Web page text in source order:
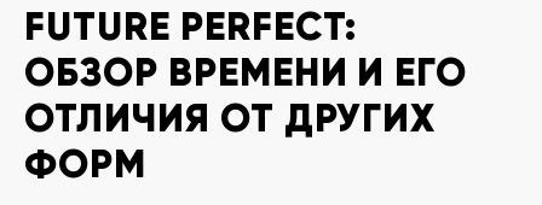
студентов
Обзоры
экспертов
Новые
группы
FUTURE PERFECT:
ОБЗОР ВРЕМЕНИ И ЕГО
ОТЛИЧИЯ ОТ ДРУГИХ
ФОРМ